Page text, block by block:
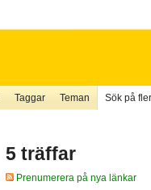
Taggar Teman Sök på
5 träffar
Prenumerera på nya länkar